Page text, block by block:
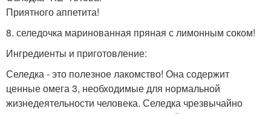
Приятного аппетита!
8. селедочка маринованная пряная с лимонным соком!
Ингредиенты и приготовление:
Селедка - это полезное лакомство! Она содержит
ценные омега 3, необходимые для нормальной
жизнедеятельности человека. Селедка чрезвычайно